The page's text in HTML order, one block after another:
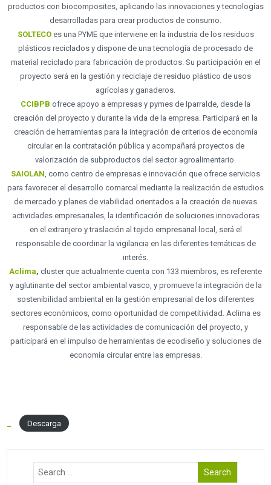
productos con biocomposites, aplicando las innovaciones y tecnologías
desarrolladas para crear productos de consumo.
SOLTECOes una PYME que interviene en la industria de los residuos
plásticos reciclados y dispone de una tecnología de procesado de
material reciclado para fabricación de productos. Su participación en el
proyecto será en la gestión y reciclaje de residuo plástico de usos
agrícolas y ganaderos.
CCIBPB ofrece apoyo a empresas y pymes de Iparralde, desde la
creación del proyecto y durante la vida de la empresa. Participará en la
creación de herramientas para la integración de criterios de economía
circular en la contratación pública y acompañará proyectos de
valorización de subproductos del sector agroalimentario.
SAIOLAN , como centro de empresas e innovación que ofrece servicios
para favorecer el desarrollo comarcal mediante la realización de estudios
de mercado y planes de viabilidad orientados a la creación de nuevas
actividades empresariales, la identificación de soluciones innovadoras
en el extranjero y traslación al tejido empresarial local, será el
responsable de coordinar la vigilancia en las diferentes temáticas de
interés.
Aclima, cluster que actualmente cuenta con 133 miembros, es referente
y aglutinante del sector ambiental vasco, y promueve la integración de la
sostenibilidad ambiental en la gestión empresarial de los diferentes
sectores económicos, como oportunidad de competitividad. Aclima es
responsable de las actividades de comunicación del proyecto, y
participará en el impulso de herramientas de ecodiseño y soluciones de
economía circular entre las empresas.
Descarga